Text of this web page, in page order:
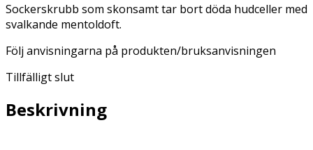
Sockerskrubb som skonsamt tar bort döda hudceller med
svalkande mentoldoft.
Följ anvisningarna på produkten/bruksanvisningen
Tillfälligt slut
Beskrivning